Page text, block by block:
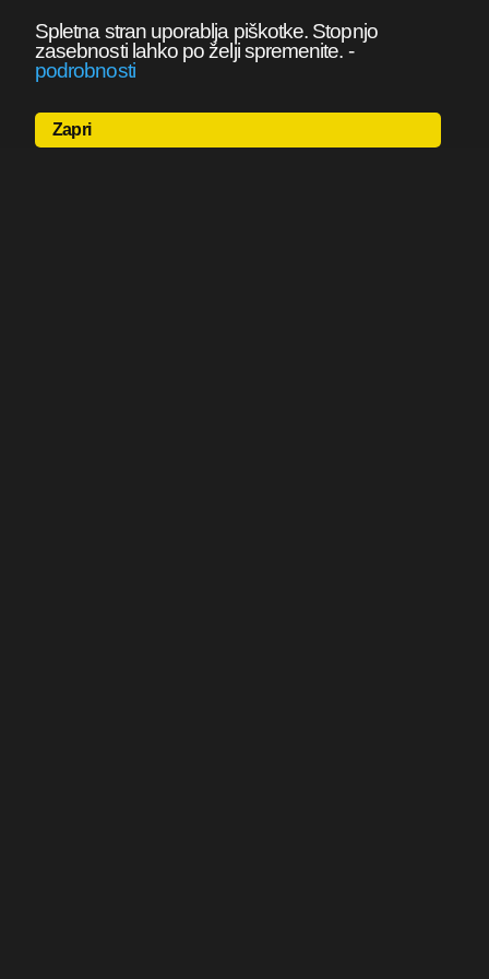
Spletna stran uporablja piškotke. Stopnjo
zasebnosti lahko po želji spremenite. -
podrobnosti
Zapri